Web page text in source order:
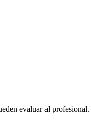
evaluar al profesional.